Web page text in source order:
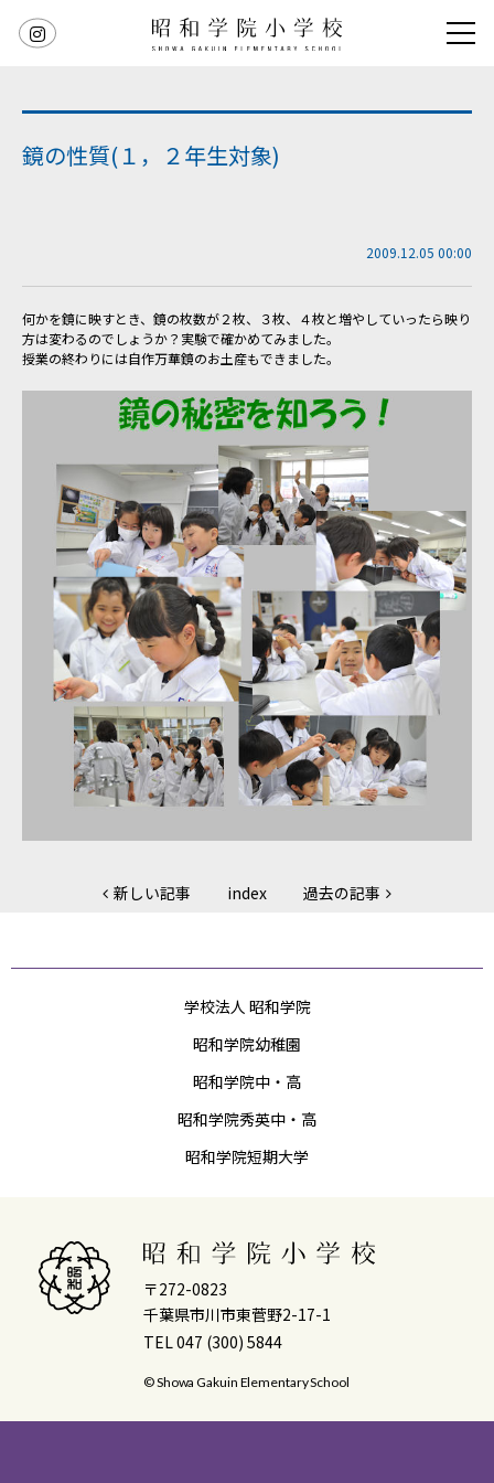
鏡の性質(１，２年生対象)
2009.12.05 00:00
何かを鏡に映すとき、鏡の枚数が２枚、３枚、４枚と増やしていったら映り
方は変わるのでしょうか？実験で確かめてみました。
授業の終わりには自作万華鏡のお土産もできました。
新しい記事 index 過去の記事
学校法人 昭和学院
昭和学院幼稚園
昭和学院中・高
昭和学院秀英中・高
昭和学院短期大学
〒272-0823
千葉県市川市東菅野2-17-1
TEL 047 (300) 5844
© Showa Gakuin Elementary School